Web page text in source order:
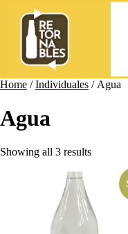
Home /Individuales / Agua
Agua
Showing all 3 results